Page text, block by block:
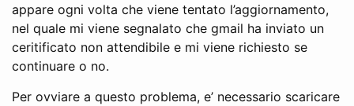
appare ogni volta che viene tentato l’aggiornamento,
nel quale mi viene segnalato che gmail ha inviato un
ceritificato non attendibile e mi viene richiesto se
continuare o no.
Per ovviare a questo problema, e’ necessario scaricare